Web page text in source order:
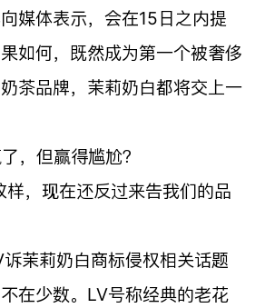
媒体表示，会在15日之内提
如何，既然成为第一个被奢侈
茶品牌，茉莉奶白都将交上一
，但赢得尴尬？
样，现在还反过来告我们的品
茉莉奶白商标侵权相关话题
在少数。LV号称经典的老花